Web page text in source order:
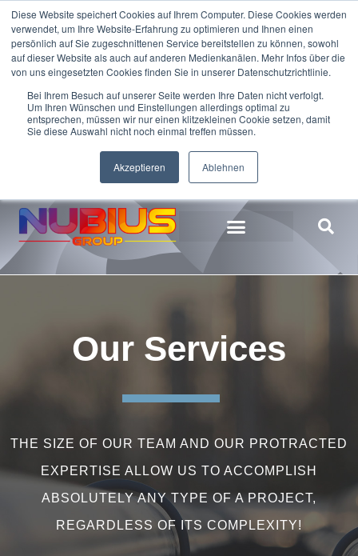
Diese Website speichert Cookies auf Ihrem Computer. Diese Cookies werden
verwendet, um Ihre Website-Erfahrung zu optimieren und Ihnen einen
persönlich auf Sie zugeschnittenen Service bereitstellen zu können, sowohl
auf dieser Website als auch auf anderen Medienkanälen. Mehr Infos über die
von uns eingesetzten Cookies finden Sie in unserer Datenschutzrichtlinie.
Bei Ihrem Besuch auf unserer Seite werden Ihre Daten nicht verfolgt.
Um Ihren Wünschen und Einstellungen allerdings optimal zu
entsprechen, müssen wir nur einen klitzekleinen Cookie setzen, damit
Sie diese Auswahl nicht noch einmal treffen müssen.
Akzeptieren Ablehnen
Our Services
THE SIZE OF OUR TEAM AND OUR PROTRACTED
EXPERTISE ALLOW US TO ACCOMPLISH
ABSOLUTELY ANY TYPE OF A PROJECT,
REGARDLESS OF ITS COMPLEXITY!